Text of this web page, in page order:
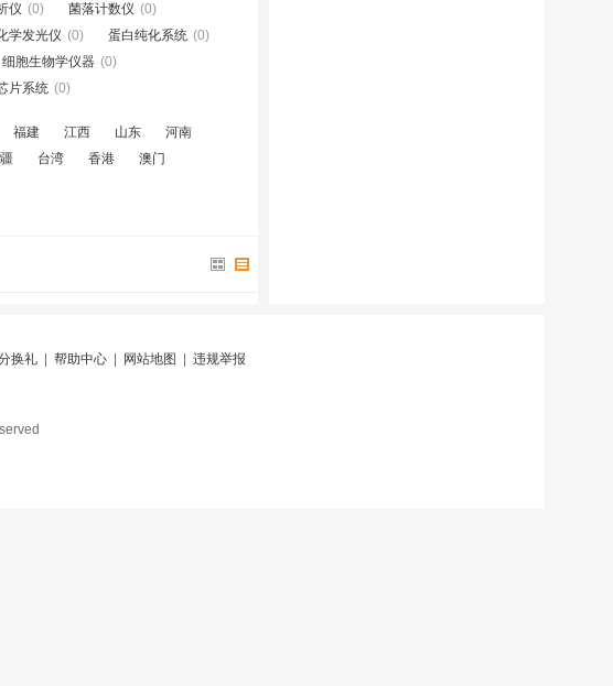
仪 (0) 菌落计数仪 (0)
学发光仪 (0) 蛋白纯化系统 (0)
细胞生物学仪器 (0)
片系统 (0)
福建 江西 山东
河南
台湾 香港 澳门
换礼 帮助中心 网站地图 违规举报